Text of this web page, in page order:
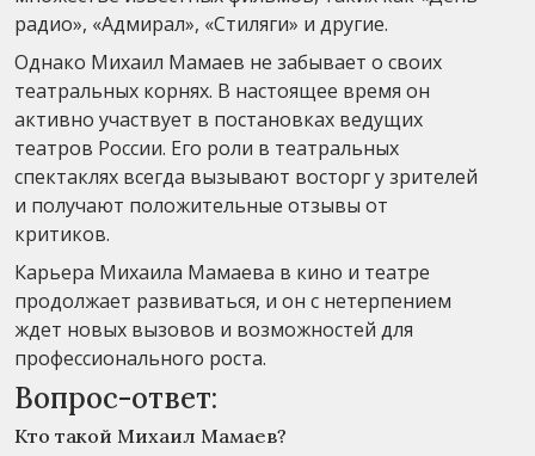
радио», «Адмирал», «Стиляги» и другие.
Однако Михаил Мамаев не забывает о своих
театральных корнях. В настоящее время он
активно участвует в постановках ведущих
театров России. Его роли в театральных
спектаклях всегда вызывают восторг у зрителей
и получают положительные отзывы от
критиков.
Карьера Михаила Мамаева в кино и театре
продолжает развиваться, и он с нетерпением
ждет новых вызовов и возможностей для
профессионального роста.
Вопрос-ответ:
Кто такой Михаил Мамаев?